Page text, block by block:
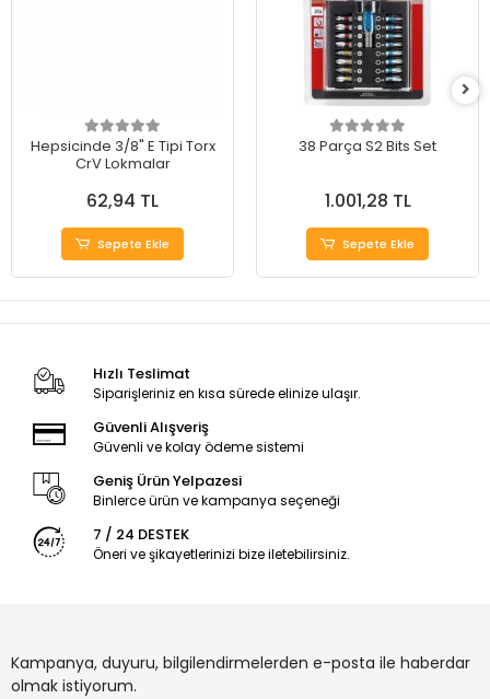
Hepsicinde 3/8" E Tipi Torx
CrV Lokmalar
62,94 TL
Sepete Ekle
38 Parça S2 Bits Set
1.001,28 TL
Sepete Ekle
Hızlı Teslimat
Siparişleriniz en kısa sürede elinize ulaşır.
Güvenli Alışveriş
Güvenli ve kolay ödeme sistemi
Geniş Ürün Yelpazesi
Binlerce ürün ve kampanya seçeneği
7 / 24 DESTEK
Öneri ve şikayetlerinizi bize iletebilirsiniz.
Kampanya, duyuru, bilgilendirmelerden e-posta ile haberdar
olmak istiyorum.